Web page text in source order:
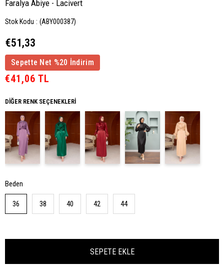
Faralya Abiye - Lacivert
Stok Kodu (ABY000387)
€51,33
Sepette Net %20 İndirim
€41,06 TL
DIĞER RENK SEÇENEKLERI
Beden
36 38 40 42 44